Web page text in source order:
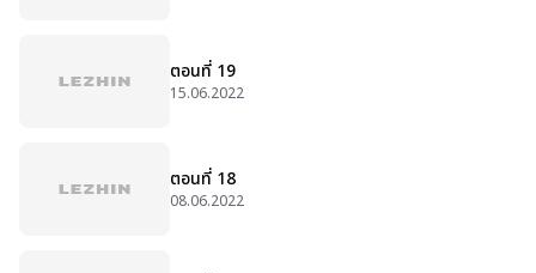
ตอนที่ 19
15.06.2022
ตอนที่ 18
08.06.2022